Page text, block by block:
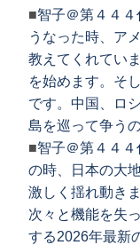
■智子＠第４４
うなった時、ア
教えてくれてい
を始めます。そ
です。中国、ロ
島を巡って争う
■智子＠第４４
の時、日本の大
激しく揺れ動き
次々と機能を失
する2026年最新